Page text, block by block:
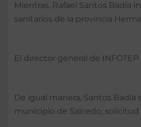
Mientras, Rafael Santos Badía
sanitarios de la provincia
El director general de
De igual manera, Santos
municipio de Salcedo,